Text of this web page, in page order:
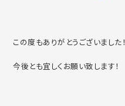
この度もありがとうございました！
今後とも宜しくお願い致します！